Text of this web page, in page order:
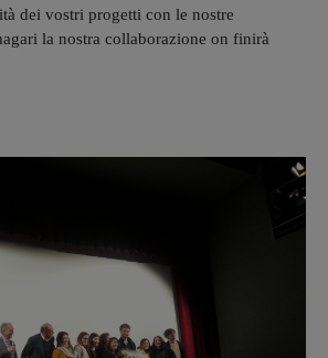
dei vostri progetti con le nostre
la nostra collaborazione on finirà